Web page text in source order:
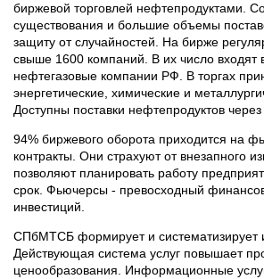
биржевой торговлей нефтепродуктами.
существования и большие объемы
защиту от случайностей. На бирже
свыше 1600 компаний. В их число входят
нефтегазовые компании РФ. В торгах
энергетические, химические и
Доступны поставки нефтепродуктов через
94% биржевого оборота приходится на
контракты. Они страхуют от внезапного
позволяют планировать работу
срок. Фьючерсы - превосходный
инвестиций.
СПбМТСБ формирует и систематизирует
Действующая система услуг повышает
ценообразования. Информационные